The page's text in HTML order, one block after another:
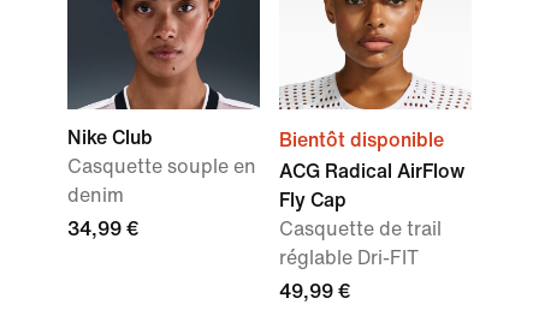
Nike Club
Casquette souple en
denim
34,99 €
Bientôt disponible
ACG Radical AirFlow
Fly Cap
Casquette de trail
réglable Dri-FIT
49,99 €